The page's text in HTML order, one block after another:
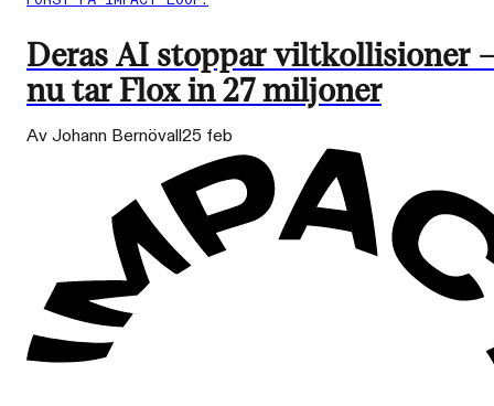
Deras AI stoppar viltkollisioner
nu tar Flox in 27 miljoner
Av Johann Bernövall25 feb